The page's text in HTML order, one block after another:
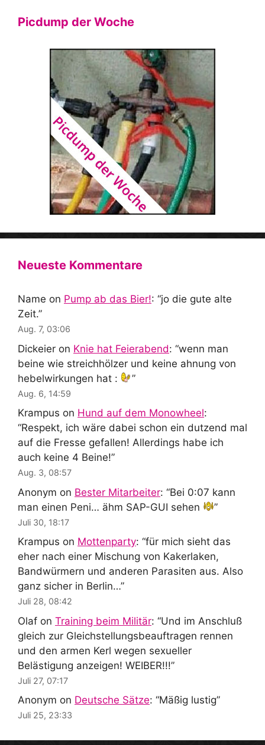
Picdump der Woche
Neueste Kommentare
Name on Pump ab das Bier!: “jo die gute alte
Zeit.”
Aug. 7, 03:06
Dickeier on Knie hat Feierabend: “wenn man
beine wie streichhölzer und keine ahnung von
hebelwirkungen hat :
”
Aug. 6, 14:59
Krampus on Hund auf dem Monowheel:
“Respekt, ich wäre dabei schon ein dutzend mal
auf die Fresse gefallen! Allerdings habe ich
auch keine 4 Beine!”
Aug. 3, 08:57
Anonym on Bester Mitarbeiter: “Bei 0:07 kann
man einen Peni… ähm SAP-GUI sehen
”
Juli 30, 18:17
Krampus on Mottenparty: “für mich sieht das
eher nach einer Mischung von Kakerlaken,
Bandwürmern und anderen Parasiten aus. Also
ganz sicher in Berlin…”
Juli 28, 08:42
Olaf on Training beim Militär: “Und im Anschluß
gleich zur Gleichstellungsbeauftragen rennen
und den armen Kerl wegen sexueller
Belästigung anzeigen! WEIBER!!!”
Juli 27, 07:17
Anonym on Deutsche Sätze: “Mäßig lustig”
Juli 25, 23:33